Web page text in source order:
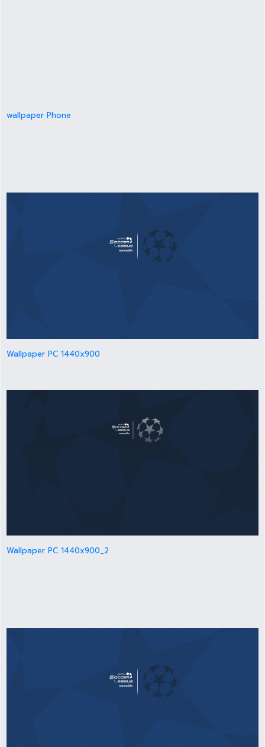
wallpaper Phone
Wallpaper PC 1440x900
Wallpaper PC 1440x900_2